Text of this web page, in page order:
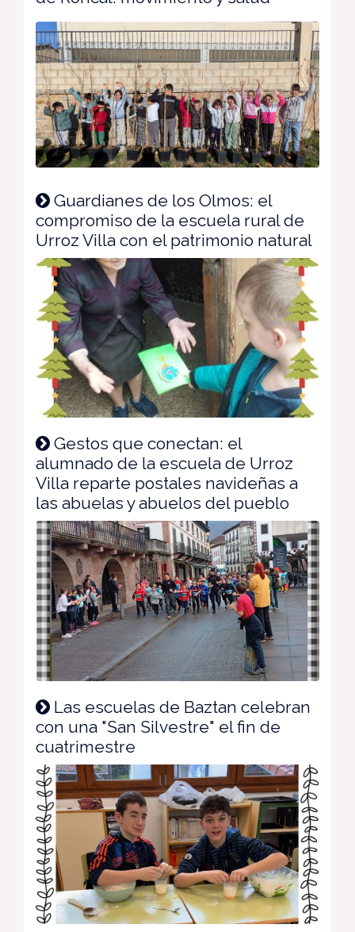
Guardianes de los Olmos: el
compromiso de la escuela rural de
Urroz Villa con el patrimonio natural
Gestos que conectan: el
alumnado de la escuela de Urroz
Villa reparte postales navideñas a
las abuelas y abuelos del pueblo
Las escuelas de Baztan celebran
con una "San Silvestre" el fin de
cuatrimestre